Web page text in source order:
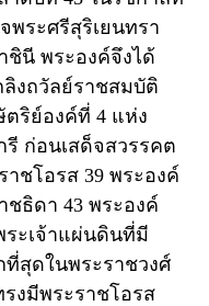
พระศรีสุริเยนทรา
ชินี พระองค์จึงได้
ลิงถวัลย์ราชสมบัติ
ตริย์องค์ที่ 4 แห่ง
รี ก่อนเสด็จสวรรคต
าชโอรส 39 พระองค์
ชธิดา 43 พระองค์
ระเจ้าแผ่นดินที่มี
ที่สุดในพระราชวงศ์
งมีพระราชโอรส